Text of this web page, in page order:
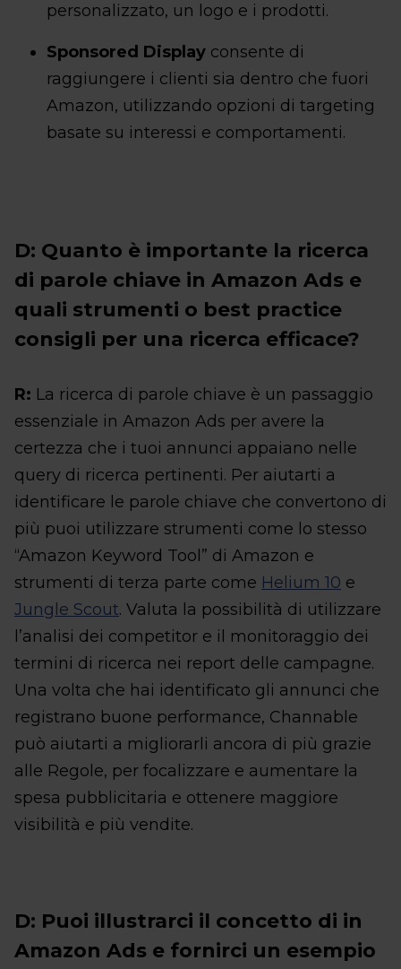
personalizzato, un logo e i prodotti.
Sponsored Display consente di
raggiungere i clienti sia dentro che fuori
Amazon, utilizzando opzioni di targeting
basate su interessi e comportamenti.
D: Quanto è importante la ricerca
di parole chiave in Amazon Ads e
quali strumenti o best practice
consigli per una ricerca efficace?
R: La ricerca di parole chiave è un passaggio
essenziale in Amazon Ads per avere la
certezza che i tuoi annunci appaiano nelle
query di ricerca pertinenti. Per aiutarti a
identificare le parole chiave che convertono di
più puoi utilizzare strumenti come lo stesso
“Amazon Keyword Tool” di Amazon e
strumenti di terza parte come Helium 10 e
Jungle Scout. Valuta la possibilità di utilizzare
l’analisi dei competitor e il monitoraggio dei
termini di ricerca nei report delle campagne.
Una volta che hai identificato gli annunci che
registrano buone performance, Channable
può aiutarti a migliorarli ancora di più grazie
alle Regole, per focalizzare e aumentare la
spesa pubblicitaria e ottenere maggiore
visibilità e più vendite.
D: Puoi illustrarci il concetto di in
Amazon Ads e fornirci un esempio